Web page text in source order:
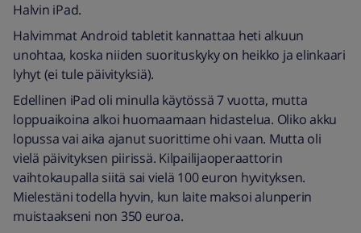
Halvin iPad.
Halvimmat Android tabletit kannattaa heti alkuun
unohtaa, koska niiden suorituskyky on heikko ja elinkaari
lyhyt (ei tule päivityksiä).
Edellinen iPad oli minulla käytössä 7 vuotta, mutta
loppuaikoina alkoi huomaamaan hidastelua. Oliko akku
lopussa vai aika ajanut suorittime ohi vaan. Mutta oli
vielä päivityksen piirissä. Kilpailijaoperaattorin
vaihtokaupalla siitä sai vielä 100 euron hyvityksen.
Mielestäni todella hyvin, kun laite maksoi alunperin
muistaakseni non 350 euroa.